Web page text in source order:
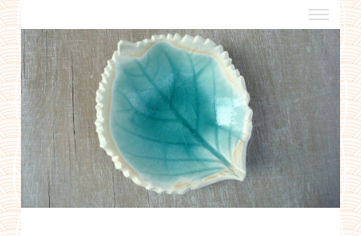
a propos
boutiques de créateurs
contact
politique de confidentialité